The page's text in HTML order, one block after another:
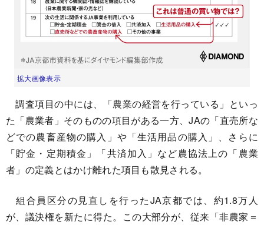
拡大画像表示
調査項目の中には、「農業の経営を行っている」といっ
た「農業者」そのものの項目がある一方、JAの「直売所な
どでの農畜産物の購入」や「生活用品の購入」、さらに
「貯金・定期積金」「共済加入」など農協法上の「農業
者」の定義とはかけ離れた項目も散見される。
組合員区分の見直しを行ったJA京都では、約1.8万人
が、議決権を新たに得た。この大部分が、従来「非農家＝